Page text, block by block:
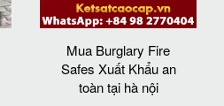
Mua Burglary Fire
Safes Xuất Khẩu an
toàn tại hà nội